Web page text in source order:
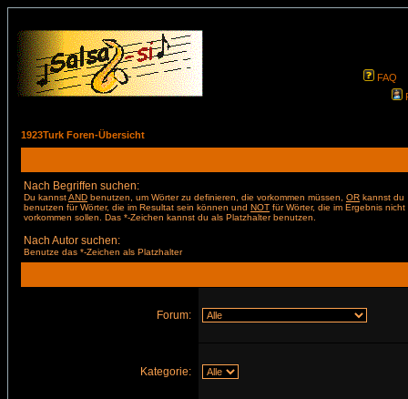
FAQ
1923Turk Foren-Übersicht
Nach Begriffen suchen:
Du kannstAND benutzen, um Wörter zu definieren, die vorkommen müssen, OR kannst du
benutzen für Wörter, die im Resultat sein können und NOT für Wörter, die im Ergebnis nicht
vorkommen sollen. Das *-Zeichen kannst du als Platzhalter benutzen.
Nach Autor suchen:
Benutze das *-Zeichen als Platzhalter
Forum:
Kategorie: